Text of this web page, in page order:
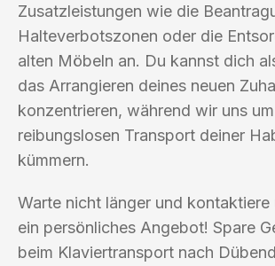
Zusatzleistungen wie die
Halteverbotszonen oder die
alten Möbeln an. Du kannst dich
das Arrangieren deines neuen
konzentrieren, während wir uns
reibungslosen Transport deiner
kümmern.
Warte nicht länger und
ein persönliches Angebot! Spare
beim Klaviertransport nach